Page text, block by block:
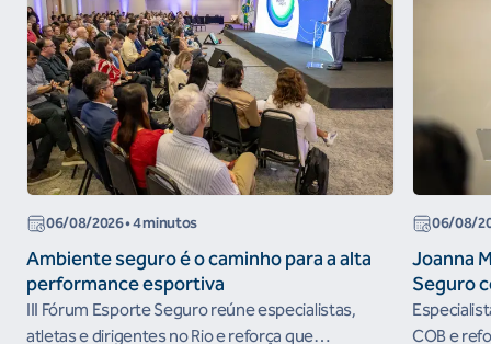
06/08/2026• 4 minutos
Ambiente seguro é o caminho para a alta
performance esportiva
III Fórum Esporte Seguro reúne especialistas,
atletas e dirigentes no Rio e reforça que
06/08/
Joanna
Seguro
COB e